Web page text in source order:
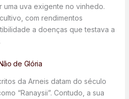
uva exigente no vinhedo.
com rendimentos
a doenças que testava a
de Glória
da Arneis datam do século
“Ranaysii”. Contudo, a sua